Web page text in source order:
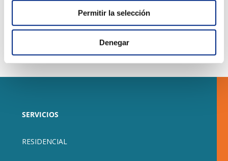
Permitir la selección
Denegar
eficiencia energética. ¿Cuál es la diferencia? A menudo
SERVICIOS
RESIDENCIAL